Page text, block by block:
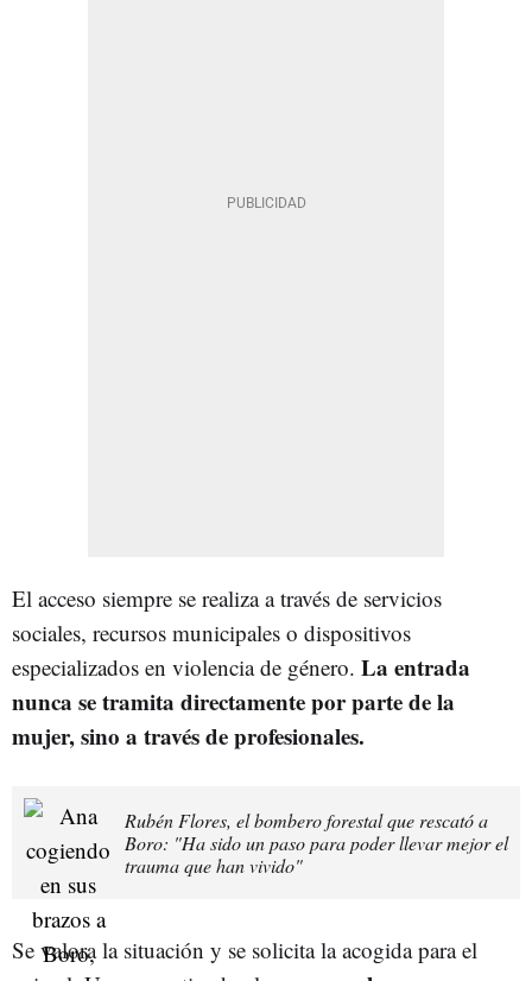
El acceso siempre se realiza a través de servicios
sociales, recursos municipales o dispositivos
especializados en violencia de género. La entrada
nunca se tramita directamente por parte de la
mujer, sino a través de profesionales.
Rubén Flores, el bombero forestal que rescató a
Boro: "Ha sido un paso para poder llevar mejor el
trauma que han vivido"
Se valora la situación y se solicita la acogida para el